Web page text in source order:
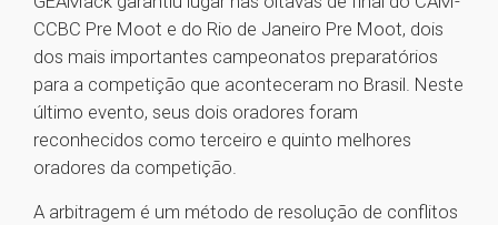
CCBC Pre Moot e do Rio de Janeiro Pre Moot, dois
dos mais importantes campeonatos preparatórios
para a competição que aconteceram no Brasil. Neste
último evento, seus dois oradores foram
reconhecidos como terceiro e quinto melhores
oradores da competição.
A arbitragem é um método de resolução de conflitos